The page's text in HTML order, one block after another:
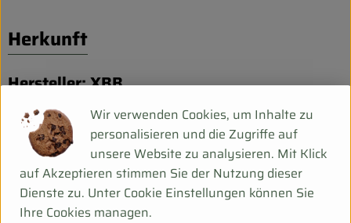
Herkunft
Hersteller: XBB
Spanien
Biobaula
Wir verwenden Cookies, um Inhalte zu
personalisieren und die Zugriffe auf
unsere Website zu analysieren. Mit Klick
auf Akzeptieren stimmen Sie der Nutzung dieser
Dienste zu. Unter Cookie Einstellungen können Sie
Ihre Cookies managen.